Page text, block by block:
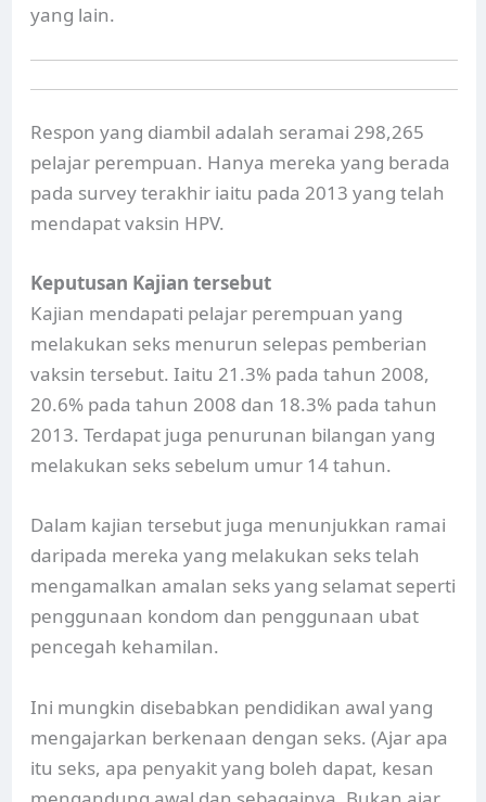
yang lain.
Respon yang diambil adalah seramai 298,265
pelajar perempuan. Hanya mereka yang berada
pada survey terakhir iaitu pada 2013 yang telah
mendapat vaksin HPV.
Keputusan Kajian tersebut
Kajian mendapati pelajar perempuan yang
melakukan seks menurun selepas pemberian
vaksin tersebut. Iaitu 21.3% pada tahun 2008,
20.6% pada tahun 2008 dan 18.3% pada tahun
2013. Terdapat juga penurunan bilangan yang
melakukan seks sebelum umur 14 tahun.
Dalam kajian tersebut juga menunjukkan ramai
daripada mereka yang melakukan seks telah
mengamalkan amalan seks yang selamat seperti
penggunaan kondom dan penggunaan ubat
pencegah kehamilan.
Ini mungkin disebabkan pendidikan awal yang
mengajarkan berkenaan dengan seks. (Ajar apa
itu seks, apa penyakit yang boleh dapat, kesan